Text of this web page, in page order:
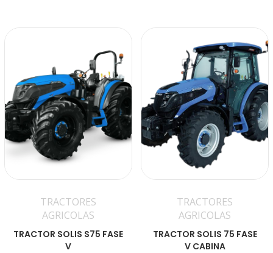
TRACTORES
AGRICOLAS
TRACTOR SOLIS S75 FASE
V
TRACTORES
AGRICOLAS
TRACTOR SOLIS 75 FASE
V CABINA